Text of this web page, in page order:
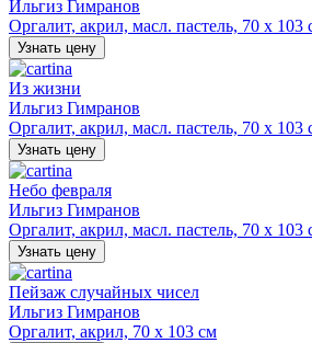
Ильгиз Гимранов
Оргалит, акрил, масл. пастель, 70 х 103
Узнать цену
Из жизни
Ильгиз Гимранов
Оргалит, акрил, масл. пастель, 70 х 103
Узнать цену
Небо февраля
Ильгиз Гимранов
Оргалит, акрил, масл. пастель, 70 х 103
Узнать цену
Пейзаж случайных чисел
Ильгиз Гимранов
Оргалит, акрил, 70 х 103 см